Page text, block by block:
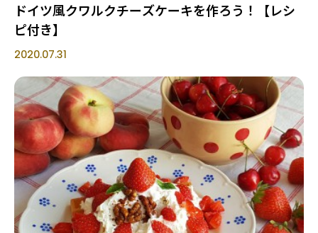
ドイツ風クワルクチーズケーキを作ろう！【レシ
ピ付き】
2020.07.31